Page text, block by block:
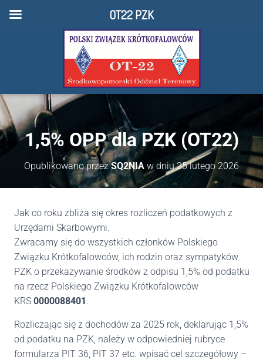
1,5% OPP dla PZK (OT22)
Opublikowano przezSQ2NIA w dniu25 lutego 2026
Jak co roku zbliża się okres rozliczeń podatkowych z
Urzędami Skarbowymi.
Zwracamy się do wszystkich członków Polskiego
Związku Krótkofalowców, ich rodzin oraz sympatyków
PZK o przekazywanie środków z odpisu 1,5% od podatku
na rzecz Polskiego Związku Krótkofalowców
KRS0000088401.
Rozliczając się z dochodów za 2025 rok, deklarując 1,5%
od podatku na PZK, należy w odpowiedniej rubryce
formularza PIT 36, PIT 37 etc. wpisać cel szczegółowy –
OT22 PZK